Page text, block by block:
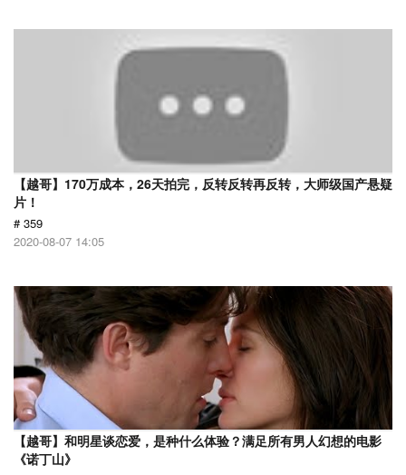
【越哥】170万成本，26天拍完，反转反转再反转，大师级国产悬疑
片！
# 359
2020-08-07 14:05
【越哥】和明星谈恋爱，是种什么体验？满足所有男人幻想的电影
《诺丁山》